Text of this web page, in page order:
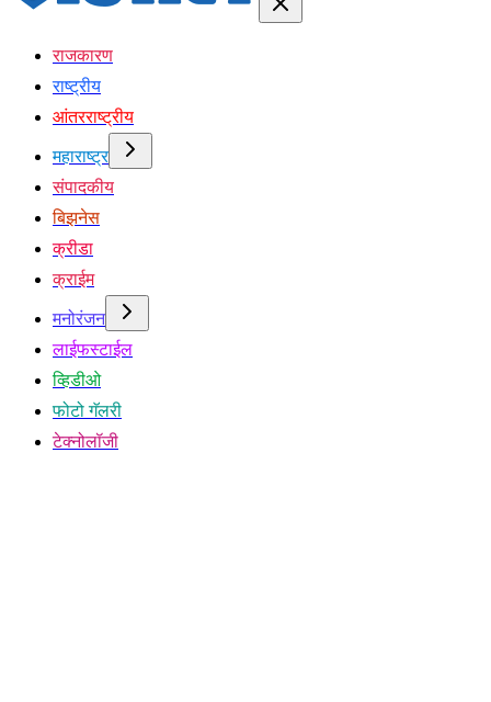
राजकारण
राष्ट्रीय
आंतरराष्ट्रीय
महाराष्ट्र
संपादकीय
बिझनेस
क्रीडा
क्राईम
मनोरंजन
लाईफस्टाईल
व्हिडीओ
फोटो गॅलरी
टेक्नोलॉजी